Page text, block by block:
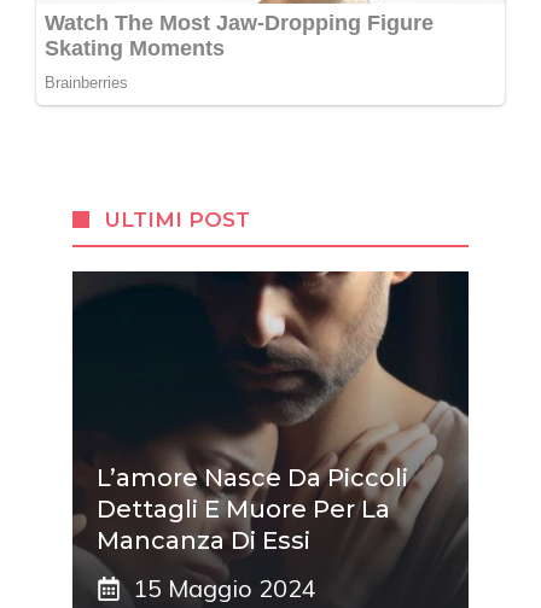
ULTIMI POST
L’amore Nasce Da Piccoli
Dettagli E Muore Per La
Mancanza Di Essi
15 Maggio 2024